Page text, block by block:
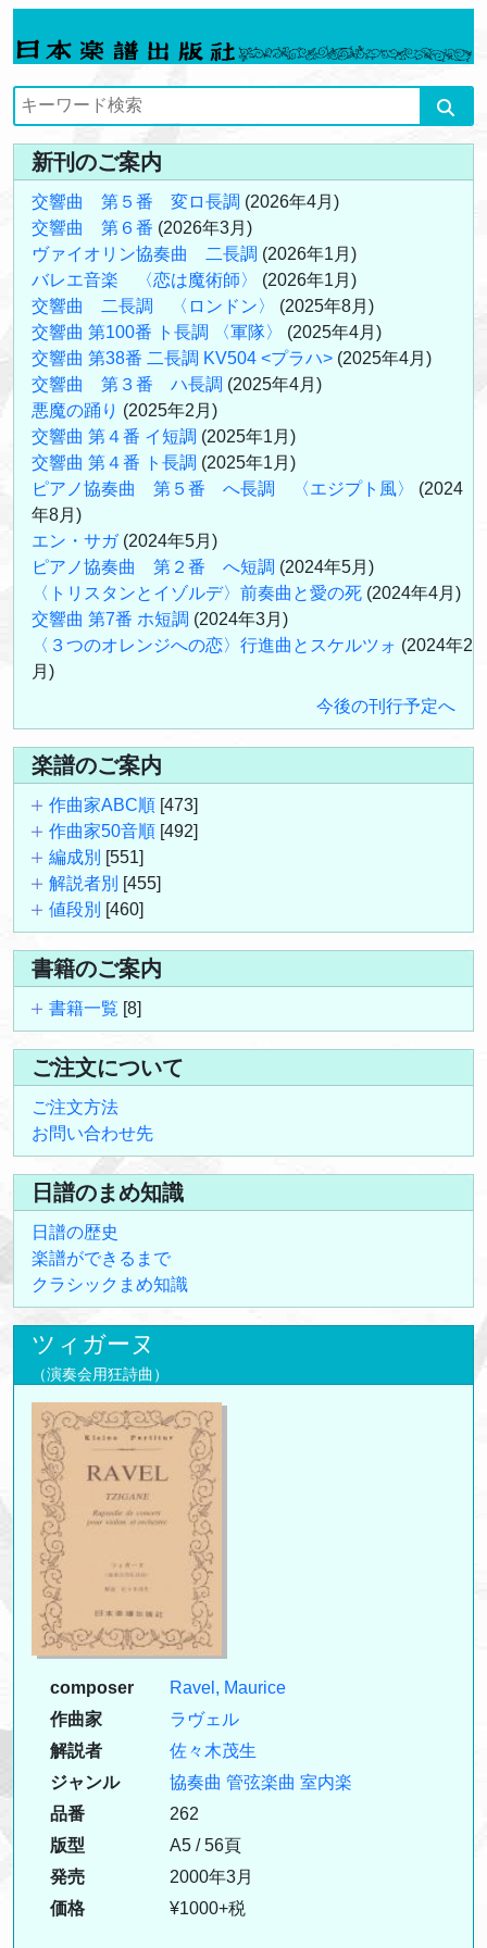
新刊のご案内
交響曲 第５番 変ロ長調 (2026年4月)
交響曲 第６番 (2026年3月)
ヴァイオリン協奏曲 二長調 (2026年1月)
バレエ音楽 〈恋は魔術師〉
(2026年1月)
交響曲 二長調 〈ロンドン〉
(2025年8月)
交響曲 第100番 ト長調 〈軍隊〉
(2025年4月)
交響曲 第38番 二長調 KV504 <プラハ> (2025年4月)
交響曲 第３番 ハ長調 (2025年4月)
悪魔の踊り (2025年2月)
交響曲 第４番 イ短調 (2025年1月)
交響曲 第４番 ト長調 (2025年1月)
ピアノ協奏曲 第５番 へ長調 〈エジプト風〉
(2024
年8月)
エン・サガ(2024年5月)
ピアノ協奏曲 第２番 へ短調 (2024年5月)
〈トリスタンとイゾルデ〉前奏曲と愛の死 (2024年4月)
交響曲 第7番 ホ短調 (2024年3月)
〈３つのオレンジへの恋〉行進曲とスケルツォ (2024年2
月)
今後の刊行予定へ
楽譜のご案内
作曲家ABC順 [473]
作曲家50音順 [492]
編成別 [551]
解説者別 [455]
値段別 [460]
書籍のご案内
書籍一覧 [8]
ご注文について
ご注文方法
お問い合わせ先
日譜のまめ知識
日譜の歴史
楽譜ができるまで
クラシックまめ知識
ツィガーヌ
（演奏会用狂詩曲）
composer
Ravel, Maurice
作曲家
ラヴェル
解説者
佐々木茂生
ジャンル
協奏曲 管弦楽曲 室内楽
品番
262
版型
A5 / 56頁
発売
2000年3月
価格
¥1000+税